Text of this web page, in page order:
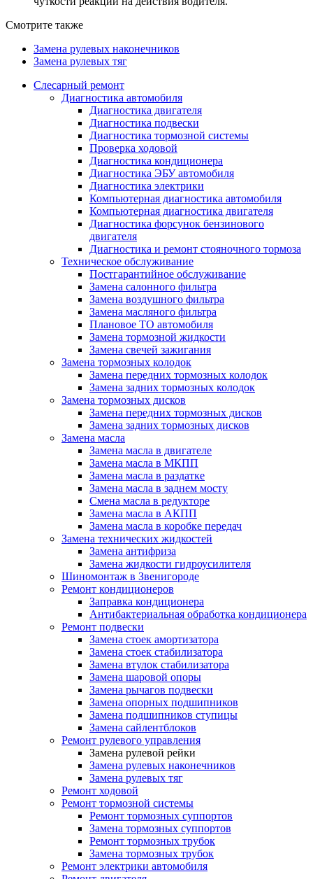
Смотрите также
Замена рулевых наконечников
Замена рулевых тяг
Слесарный ремонт
Диагностика автомобиля
Диагностика двигателя
Диагностика подвески
Диагностика тормозной системы
Проверка ходовой
Диагностика кондиционера
Диагностика ЭБУ автомобиля
Диагностика электрики
Компьютерная диагностика автомобиля
Компьютерная диагностика двигателя
Диагностика форсунок бензинового
двигателя
Диагностика и ремонт стояночного тормоза
Техническое обслуживание
Постгарантийное обслуживание
Замена салонного фильтра
Замена воздушного фильтра
Замена масляного фильтра
Плановое ТО автомобиля
Замена тормозной жидкости
Замена свечей зажигания
Замена тормозных колодок
Замена передних тормозных колодок
Замена задних тормозных колодок
Замена тормозных дисков
Замена передних тормозных дисков
Замена задних тормозных дисков
Замена масла
Замена масла в двигателе
Замена масла в МКПП
Замена масла в раздатке
Замена масла в заднем мосту
Смена масла в редукторе
Замена масла в АКПП
Замена масла в коробке передач
Замена технических жидкостей
Замена антифриза
Замена жидкости гидроусилителя
Шиномонтаж в Звенигороде
Ремонт кондиционеров
Заправка кондиционера
Антибактериальная обработка кондиционера
Ремонт подвески
Замена стоек амортизатора
Замена стоек стабилизатора
Замена втулок стабилизатора
Замена шаровой опоры
Замена рычагов подвески
Замена опорных подшипников
Замена подшипников ступицы
Замена сайлентблоков
Ремонт рулевого управления
Замена рулевой рейки
Замена рулевых наконечников
Замена рулевых тяг
Ремонт ходовой
Ремонт тормозной системы
Ремонт тормозных суппортов
Замена тормозных суппортов
Ремонт тормозных трубок
Замена тормозных трубок
Ремонт электрики автомобиля